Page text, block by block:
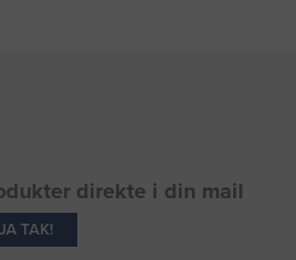
direkte i din mail
JA TAK!